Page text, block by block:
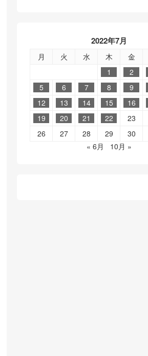
2022年7月
月 火 水 木 金
1
2
5
6 7 8 9
12
13 14 15 16
19
20 21 22 23
26
27 28 29
30
« 6月
10月 »